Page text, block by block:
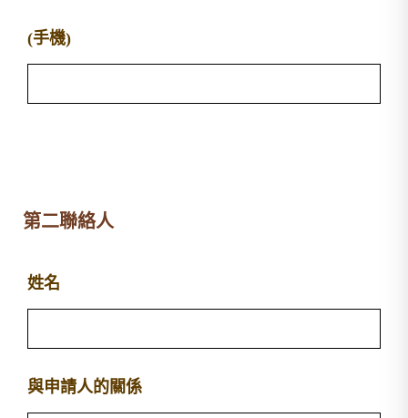
(手機)
第二聯絡人
姓名
與申請人的關係